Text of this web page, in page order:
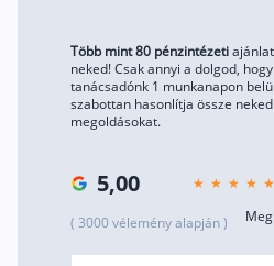
Több mint 80 pénzintézeti
neked! Csak annyi a dolgod, hogy
tanácsadónk 1 munkanapon
szabottan hasonlítja össze
megoldásokat.
5,00
( 3000 vélemény alapján )